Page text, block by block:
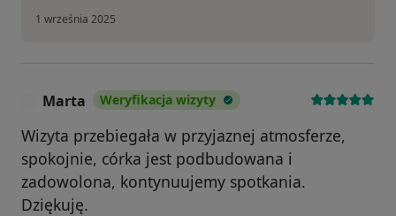
1 września 2025
Marta Weryfikacja wizyty
Wizyta przebiegała w przyjaznej atmosferze,
spokojnie, córka jest podbudowana i
zadowolona, kontynuujemy spotkania.
Dziękuję.